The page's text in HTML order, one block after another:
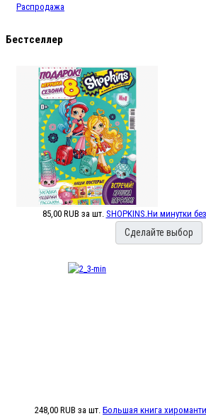
Распродажа
Бестселлер
85,00 RUB за шт. SHOPKINS.Ни минутки
Сделайте выбор
248,00 RUB за шт. Большая книга